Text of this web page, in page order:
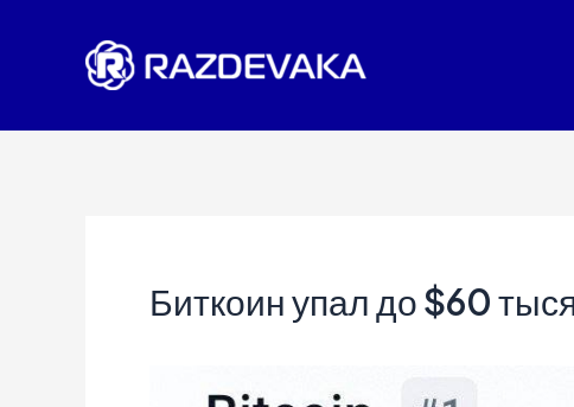
содержимому
Биткоин упал до $60